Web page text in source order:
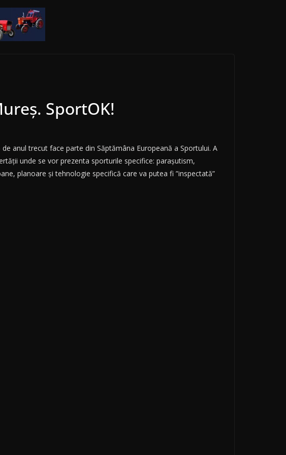
SportOK!
anul trecut face parte din Săptămâna Europeană a Sportului. A
unde se vor prezenta sporturile specifice: parașutism,
planoare și tehnologie specifică care va putea fi ”inspectată”